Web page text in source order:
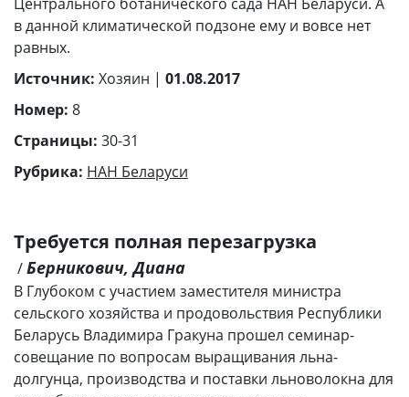
в данной климатической подзоне ему и вовсе нет
равных.
Источник: Хозяин | 01.08.2017
Номер: 8
Страницы: 30-31
Рубрика: НАН Беларуси
Требуется полная перезагрузка
/Берникович, Диана
В Глубоком с участием заместителя министра
сельского хозяйства и продовольствия Республики
Беларусь Владимира Гракуна прошел семинар-
совещание по вопросам выращивания льна-
долгунца, производства и поставки льноволокна для